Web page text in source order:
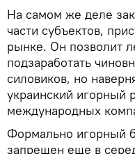
На самом же деле
части субъектов,
рынке. Он позволит
подзаработать
силовиков, но
украинский игорный
международных
Формально игорный
запрещен еще в